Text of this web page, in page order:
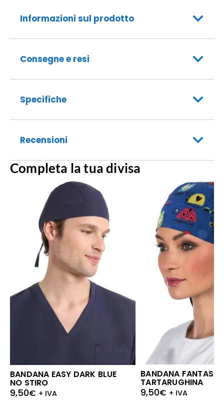
Informazioni sul prodotto
Consegne e resi
Specifiche
Recensioni
Completa la tua divisa
BANDANA EASY DARK BLUE
NO STIRO
9,50€ + IVA
BANDANA FANTASIA
TARTARUGHINA
9,50€ + IVA